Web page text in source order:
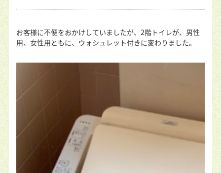
お客様に不便をおかけしていましたが、2階トイレが、男性
用、女性用ともに、ウォシュレット付きに変わりました。